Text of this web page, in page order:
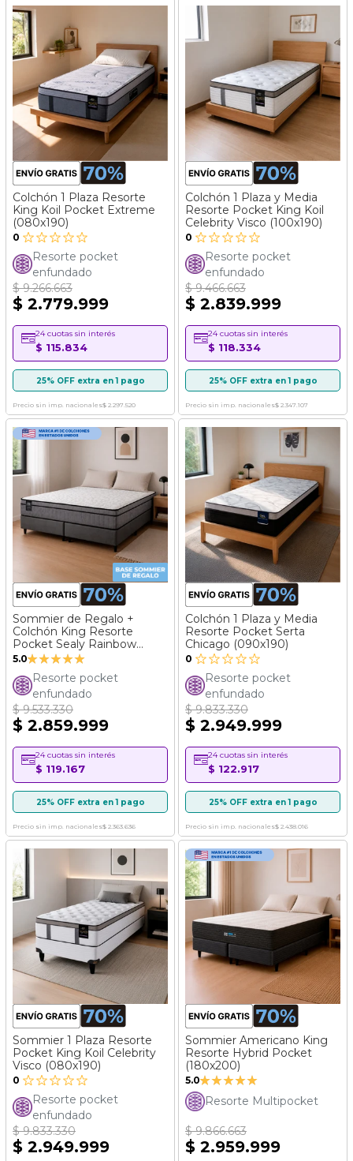
Colchón 1 Plaza Resorte
King Koil Pocket Extreme
(080x190)
0
Resorte pocket
enfundado
$ 9.266.663
$ 2.779.999
24 cuotas sin interés
$ 115.834
25% OFF extra en 1 pago
Precio sin imp. nacionales$ 2.297.520
Colchón 1 Plaza y Media
Resorte Pocket King Koil
Celebrity Visco (100x190)
0
Resorte pocket
enfundado
$ 9.466.663
$ 2.839.999
24 cuotas sin interés
$ 118.334
25% OFF extra en 1 pago
Precio sin imp. nacionales$ 2.347.107
Sommier de Regalo +
Colchón King Resorte
Pocket Sealy Rainbow
(180x200)
5.0Valoración:
100%
Resorte pocket
enfundado
$ 9.533.330
$ 2.859.999
24 cuotas sin interés
$ 119.167
25% OFF extra en 1 pago
Precio sin imp. nacionales$ 2.363.636
Colchón 1 Plaza y Media
Resorte Pocket Serta
Chicago (090x190)
0
Resorte pocket
enfundado
$ 9.833.330
$ 2.949.999
24 cuotas sin interés
$ 122.917
25% OFF extra en 1 pago
Precio sin imp. nacionales$ 2.438.016
Sommier 1 Plaza Resorte
Pocket King Koil Celebrity
Visco (080x190)
0
Resorte pocket
enfundado
$ 9.833.330
$ 2.949.999
Sommier Americano King
Resorte Hybrid Pocket
(180x200)
5.0Valoración:
100%
Resorte Multipocket
$ 9.866.663
$ 2.959.999